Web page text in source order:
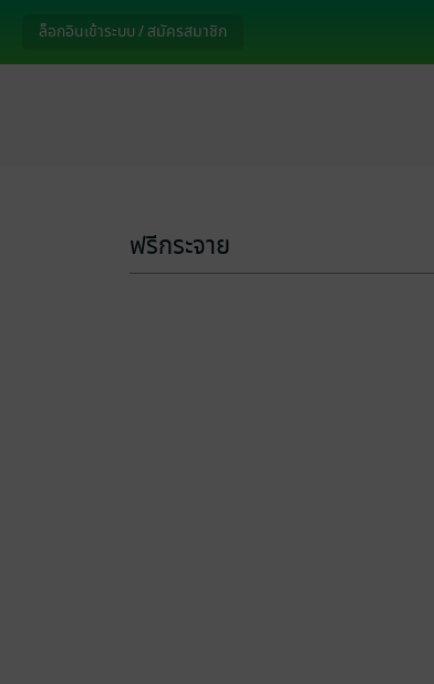
ล็อกอินเข้าระบบ / สมัครสมาชิก
ฟรีกระจาย